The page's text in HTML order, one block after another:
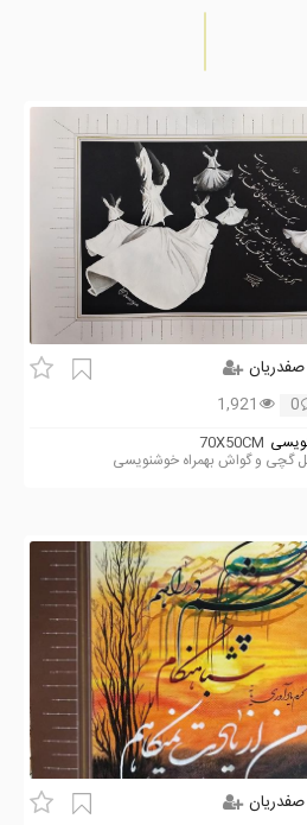
صفدریان
0
1,921
70X50CM
گچی و گواش بهمراه خوشنویسی
صفدریان